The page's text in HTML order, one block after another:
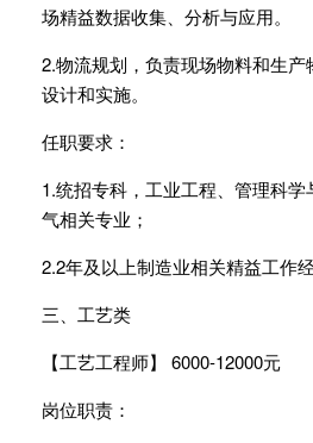
场精益数据收集、分析与应用。
2.物流规划，负责现场物料和生
设计和实施。
任职要求：
1.统招专科，工业工程、管理科
气相关专业；
2.2年及以上制造业相关精益工作
三、工艺类
【工艺工程师】 6000-12000元
岗位职责：